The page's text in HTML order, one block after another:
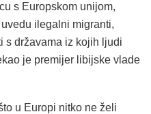
s Europskom unijom,
ilegalni migranti,
s državama iz kojih ljudi
je premijer libijske vlade
u Europi nitko ne želi